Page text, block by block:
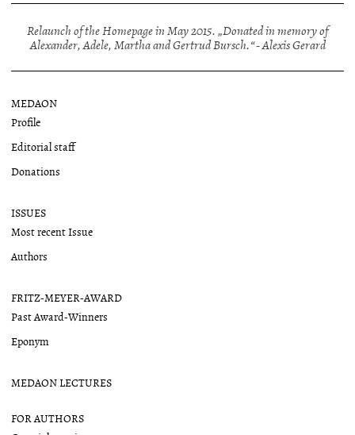
Relaunch of the Homepage in May 2015. „Donated in memory of
Alexander, Adele, Martha and Gertrud Bursch.“ - Alexis Gerard
MEDAON
Profile
Editorial staff
Donations
ISSUES
Most recent Issue
Authors
FRITZ-MEYER-AWARD
Past Award-Winners
Eponym
MEDAON LECTURES
FOR AUTHORS